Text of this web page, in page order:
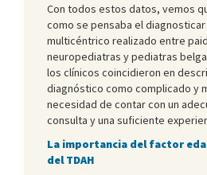
Con todos estos datos, vemos
como se pensaba el diagnosticar
multicéntrico realizado entre
neuropediatras y pediatras
los clínicos coincidieron en
diagnóstico como complicado y
necesidad de contar con un
consulta y una suficiente
La importancia del factor
del TDAH